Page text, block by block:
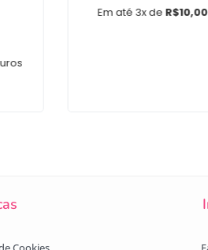
Em até 3x de R$10,00